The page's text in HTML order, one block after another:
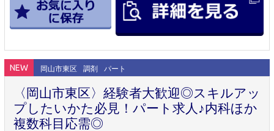
NEW 岡山市東区 調剤 パート
〈岡山市東区〉経験者大歓迎◎スキルアッ
プしたいかた必見！パート求人♪内科ほか
複数科目応需◎